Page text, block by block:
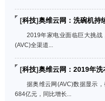
[科技]奥维云网：洗碗机持
2019年家电业面临巨大挑战
(AVC)全渠道...
[科技]奥维云网：2019年
据奥维云网(AVC)数据显示
684亿元，同比增长...